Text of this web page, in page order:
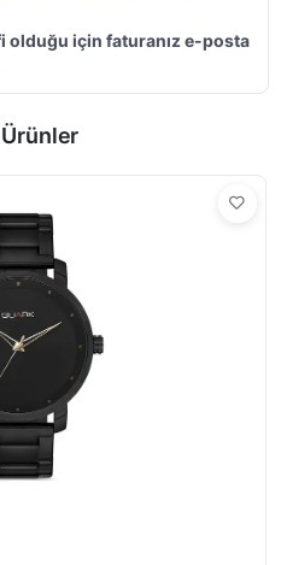
olduğu için faturanız e-posta